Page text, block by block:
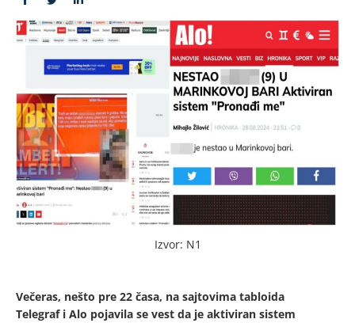
Izvor: N1
Večeras, nešto pre 22 časa, na sajtovima tabloida
Telegraf i Alo pojavila se vest da je aktiviran sistem